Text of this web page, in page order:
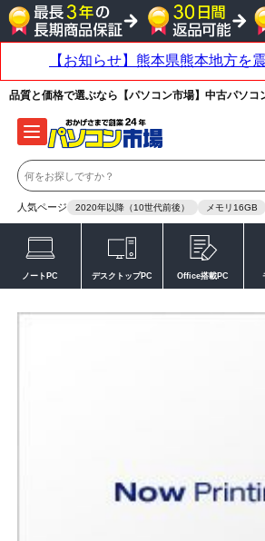
品質と価格で選ぶなら【パソコン市場】中古パソコ
人気ページ 2020年以降（10世代前後） メモリ16GB
ノートPC デスクトップPC Office搭載PC